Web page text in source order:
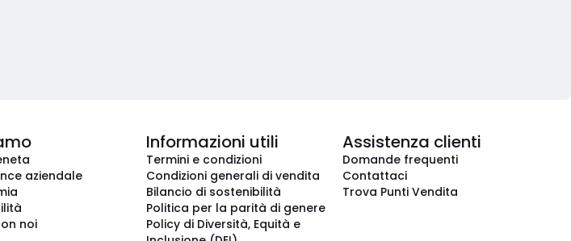
aziendale
noi
Informazioni utili
Termini e condizioni
Condizioni generali di vendita
Bilancio di sostenibilità
Politica per la parità di genere
Policy di Diversità, Equità e
Assistenza clienti
Domande frequenti
Contattaci
Trova Punti Vendita